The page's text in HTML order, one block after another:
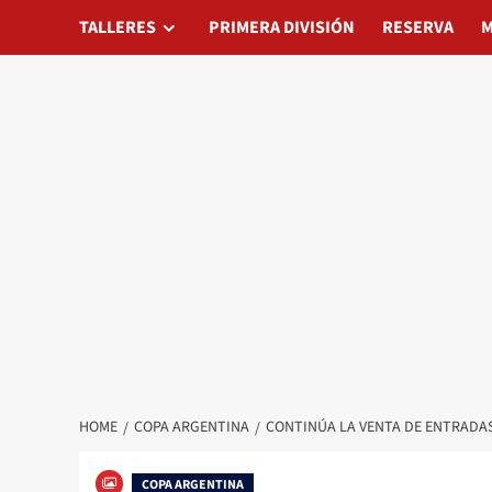
TALLERES PRIMERA DIVISIÓN RESERVA
TALLERES PRIMERA DIVISIÓN RESERVA
HOME COPA ARGENTINA CONTINÚA LA VENTA DE
COPA ARGENTINA